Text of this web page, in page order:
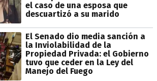
el caso de una esposa que
descuartizó a su marido
El Senado dio media sanción a
la Inviolabilidad de la
Propiedad Privada: el Gobierno
tuvo que ceder en la Ley del
Manejo del Fuego